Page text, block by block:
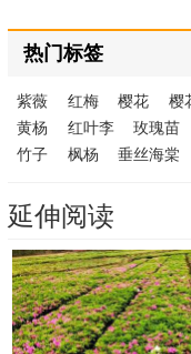
热门标签
紫薇 红梅 樱花 樱
黄杨
红叶李 玫瑰苗
竹子
枫杨 垂丝海棠
延伸阅读